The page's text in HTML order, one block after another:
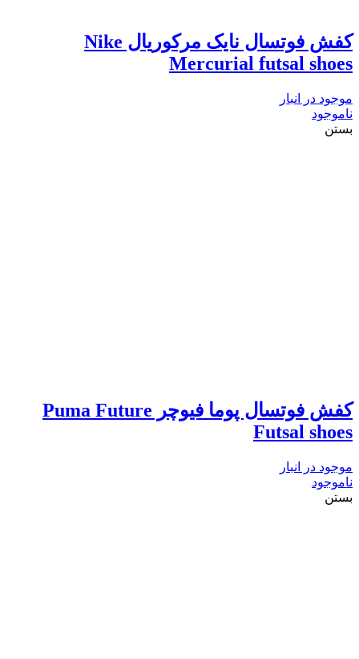
کفش فوتسال نایک مرکوریال Nike
Mercurial futsal shoes
موجود در انبار
ناموجود
بستن
کفش فوتسال پوما فیوچر Puma Future
Futsal shoes
موجود در انبار
ناموجود
بستن